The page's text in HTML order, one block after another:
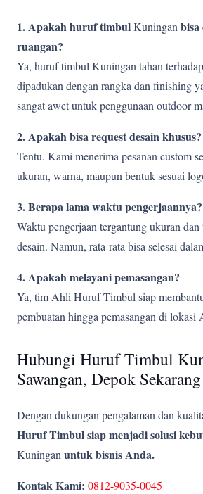
1. Apakah huruf timbulKuningan
ruangan?
Ya, huruf timbul Kuningan tahan
dipadukan dengan rangka dan finishing
sangat awet untuk penggunaan outdoor
2. Apakah bisa request desain khusus?
Tentu. Kami menerima pesanan custom
ukuran, warna, maupun bentuk sesuai
3. Berapa lama waktu pengerjaannya?
Waktu pengerjaan tergantung ukuran
desain. Namun, rata-rata bisa selesai
4. Apakah melayani pemasangan?
Ya, tim Ahli Huruf Timbul siap
pembuatan hingga pemasangan di lokasi
Hubungi Huruf Timbul
Sawangan, Depok
Dengan dukungan pengalaman dan
Huruf Timbul siap menjadi solusi
Kuningan untuk bisnis Anda.
Kontak Kami: 0812-9035-0045